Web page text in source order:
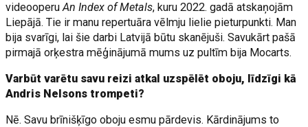
videooperuAn Index of Metals, kuru 2022. gadā atskaņojām
Liepājā. Tie ir manu repertuāra vēlmju lielie pieturpunkti. Man
bija svarīgi, lai šie darbi Latvijā būtu skanējuši. Savukārt pašā
pirmajā orķestra mēģinājumā mums uz pultīm bija Mocarts.
Varbūt varētu savu reizi atkal uzspēlēt oboju, līdzīgi kā
Andris Nelsons trompeti?
Nē. Savu brīnišķīgo oboju esmu pārdevis. Kārdinājums to